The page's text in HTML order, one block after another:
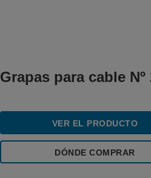
Grapas para cable Nº
VER EL PRODUCTO
DÓNDE COMPRAR